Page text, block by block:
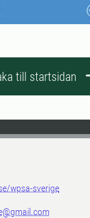
till startsidan
wpsa-sverige